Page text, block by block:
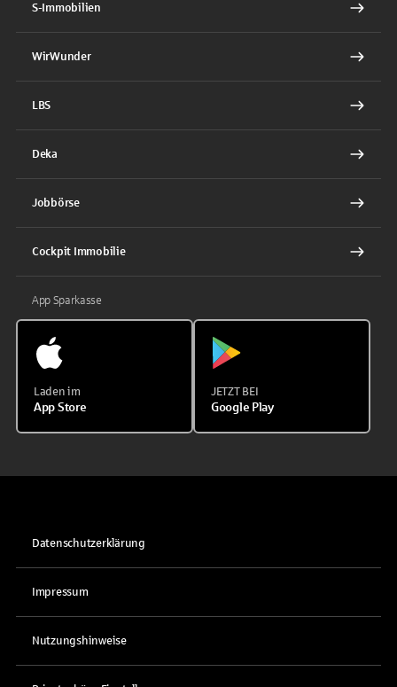
S-Immobilien
WirWunder
LBS
Deka
Jobbörse
Cockpit Immobilie
App Sparkasse
Laden im
App Store
JETZT BEI
Google Play
Datenschutzerklärung
Impressum
Nutzungshinweise